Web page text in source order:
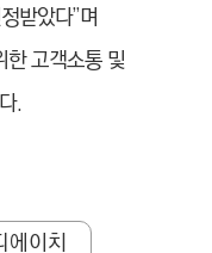
받았다”며
한 고객소통 및
.
에이치